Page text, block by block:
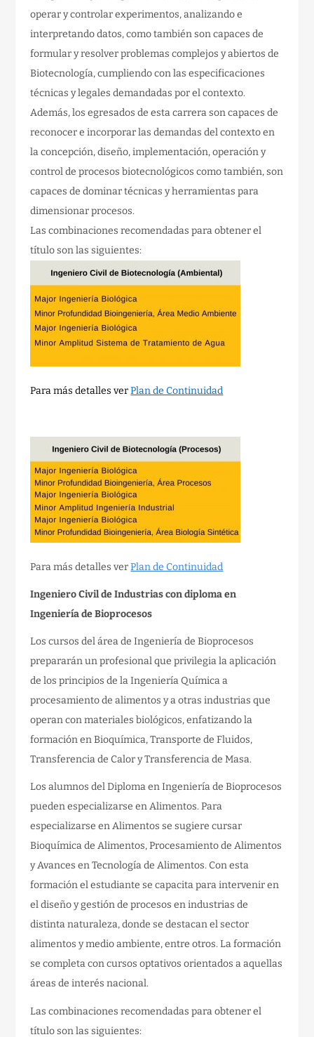
operar y controlar experimentos, analizando e
interpretando datos, como también son capaces de
formular y resolver problemas complejos y abiertos de
Biotecnología, cumpliendo con las especificaciones
técnicas y legales demandadas por el contexto.
Además, los egresados de esta carrera son capaces de
reconocer e incorporar las demandas del contexto en
la concepción, diseño, implementación, operación y
control de procesos biotecnológicos como también, son
capaces de dominar técnicas y herramientas para
dimensionar procesos.
Las combinaciones recomendadas para obtener el
título son las siguientes:
Para más detalles verPlan de Continuidad
Para más detalles verPlan de Continuidad
Ingeniero Civil de Industrias con diploma en
Ingeniería de Bioprocesos
Los cursos del área de Ingeniería de Bioprocesos
prepararán un profesional que privilegia la aplicación
de los principios de la Ingeniería Química a
procesamiento de alimentos y a otras industrias que
operan con materiales biológicos, enfatizando la
formación en Bioquímica, Transporte de Fluidos,
Transferencia de Calor y Transferencia de Masa.
Los alumnos del Diploma en Ingeniería de Bioprocesos
pueden especializarse en Alimentos. Para
especializarse en Alimentos se sugiere cursar
Bioquímica de Alimentos, Procesamiento de Alimentos
y Avances en Tecnología de Alimentos. Con esta
formación el estudiante se capacita para intervenir en
el diseño y gestión de procesos en industrias de
distinta naturaleza, donde se destacan el sector
alimentos y medio ambiente, entre otros. La formación
se completa con cursos optativos orientados a aquellas
áreas de interés nacional.
Las combinaciones recomendadas para obtener el
título son las siguientes: